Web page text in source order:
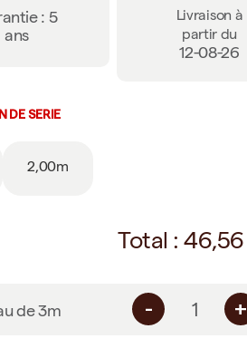
: 5
ans
Livraison à
partir du
12-08-26
DE SERIE
2,00m
Total :46,56
de 3m - +